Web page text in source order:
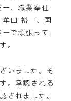
、職業奉仕
田 裕一、国
で頑張って
。
いました。そ
。承認される
されました。